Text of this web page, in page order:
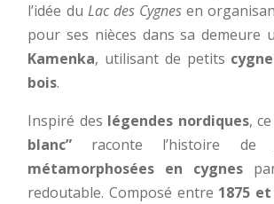
l’idée du Lac des Cygnes en
pour ses nièces dans sa demeure
Kamenka, utilisant de petits
bois.
Inspiré des légendes nordiques,
blanc” raconte l’histoire de
métamorphosées en cygnes
redoutable. Composé entre 1875 et